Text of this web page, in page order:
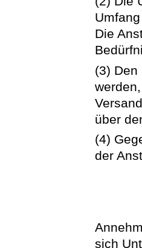
Die
(3)
über
(4)
der
sich